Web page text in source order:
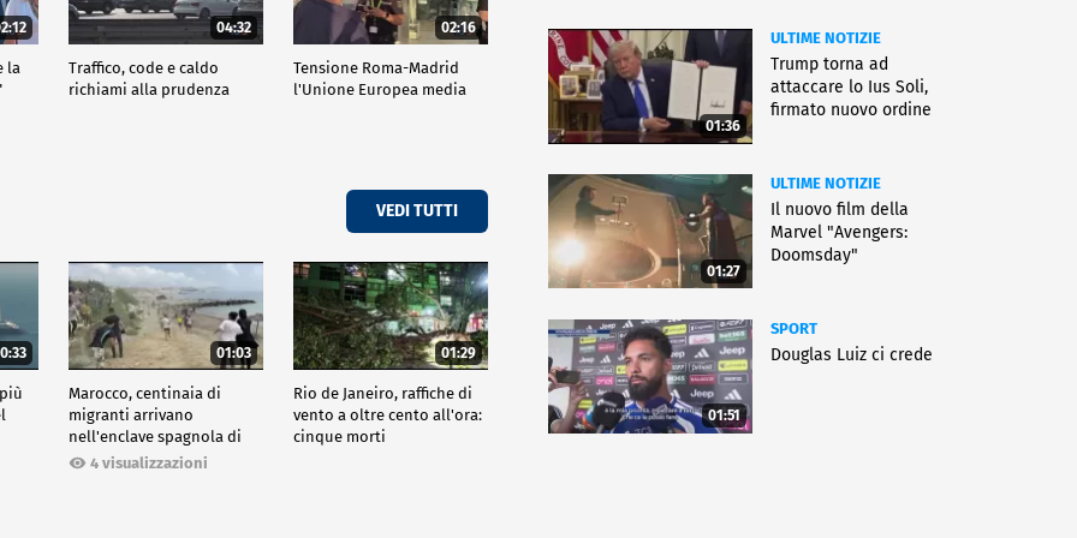
la
04:32
Traffico, code e caldo
richiami alla prudenza
02:16
Tensione Roma-Madrid
l'Unione Europea media
VEDI TUTTI
01:03
Marocco, centinaia di
migranti arrivano
nell'enclave spagnola di
Ceuta4 visualizzazioni
01:29
Rio de Janeiro, raffiche di
vento a oltre cento all'ora:
cinque morti
01:36
ULTIME NOTIZIE
Trump torna ad
attaccare lo Ius Soli,
firmato nuovo ordine
01:27
ULTIME NOTIZIE
Il nuovo film della
Marvel "Avengers:
Doomsday"
01:51
SPORT
Douglas Luiz ci crede